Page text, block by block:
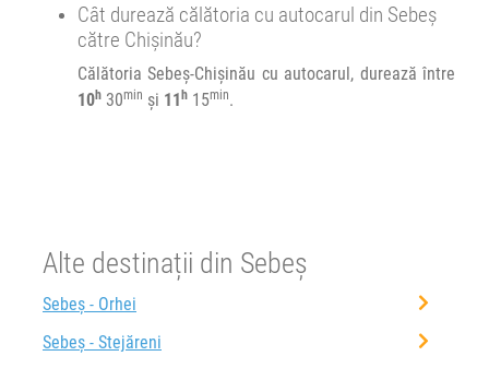
Cât durează călătoria cu autocarul din Sebeș
către Chișinău?
Călătoria Sebeș-Chișinău cu autocarul, durează între
10h 30min și 11h 15min.
Alte destinații din Sebeș
Sebeș - Orhei
Sebeș - Stejăreni